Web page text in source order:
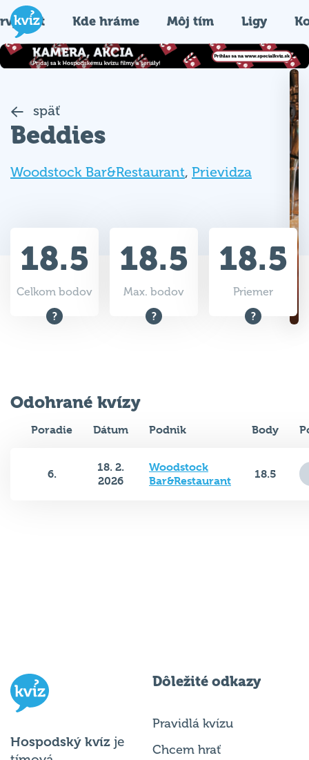
Kde hráme Môj tím Ligy
späť
Beddies
Woodstock Bar&Restaurant, Prievidza
18.5
Celkom bodov
18.5
Max. bodov
18.5
Priemer
Odohrané kvízy
Poradie Dátum Podnik Body
6.
18. 2.
2026
Woodstock
Bar&Restaurant
18.5
Hospodský kvíz je
Dôležité odkazy
Pravidlá kvízu
Chcem hrať